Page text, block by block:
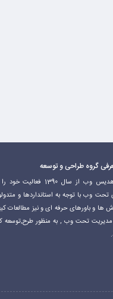
گروه طراحی و توسعه
گروه ماهدیس وب از
تحت وب با توجه به استانداردها و
ها و باورهای حرفه ای و نیز مطالعات
مدیریت تحت وب , به منظور طرح,توسعه